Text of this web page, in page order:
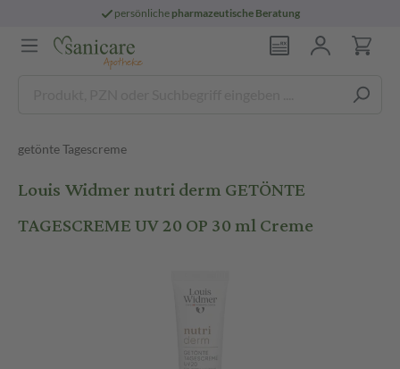
persönliche pharmazeutische Beratung
getönte Tagescreme
Louis Widmer nutri derm GETÖNTE
TAGESCREME UV 20 OP 30 ml Creme